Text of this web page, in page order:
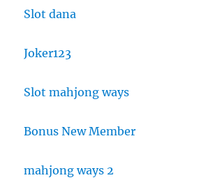
Slot dana
Joker123
Slot mahjong ways
Bonus New Member
mahjong ways 2